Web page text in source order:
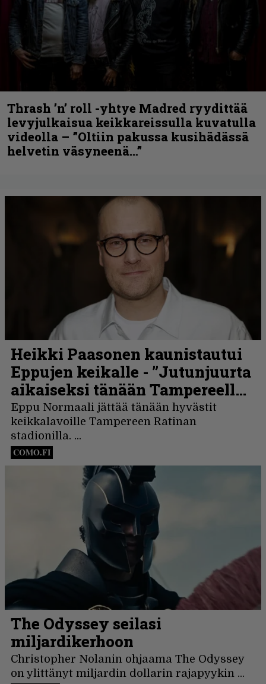
Thrash ’n’ roll -yhtye Madred ryydittää
levyjulkaisua keikkareissulla kuvatulla
videolla – ”Oltiin pakussa kusihädässä
helvetin väsyneenä…”